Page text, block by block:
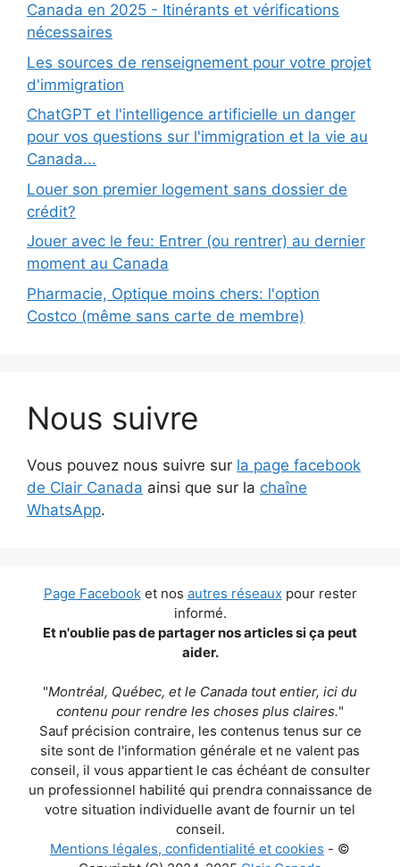
Canada en 2025 - Itinérants et vérifications
nécessaires
Les sources de renseignement pour votre projet
d'immigration
ChatGPT et l'intelligence artificielle un danger
pour vos questions sur l'immigration et la vie au
Canada...
Louer son premier logement sans dossier de
crédit?
Jouer avec le feu: Entrer (ou rentrer) au dernier
moment au Canada
Pharmacie, Optique moins chers: l'option
Costco (même sans carte de membre)
Nous suivre
Vous pouvez nous suivre sur la page facebook
de Clair Canada ainsi que sur la chaîne
WhatsApp.
Page Facebooket nos autres réseaux pour rester
informé.
Et n'oublie pas de partager nos articles si ça peut
aider.
"Montréal, Québec, et le Canada tout entier, ici du
contenu pour rendre les choses plus claires."
Sauf précision contraire, les contenus tenus sur ce
site sont de l'information générale et ne valent pas
conseil, il vous appartient le cas échéant de consulter
un professionnel habilité qui prendra connaissance de
votre situation individuelle avant de fournir un tel
conseil.
Mentions légales, confidentialité et cookies - ©